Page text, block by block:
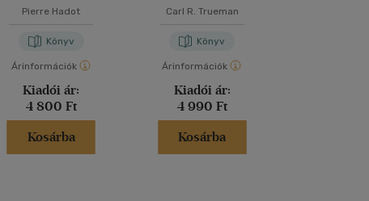
Pierre Hadot
Könyv
Árinformációk
Kiadói ár:
4 800 Ft
Kosárba
Carl R. Trueman
Könyv
Árinformációk
Kiadói ár:
4 990 Ft
Kosárba